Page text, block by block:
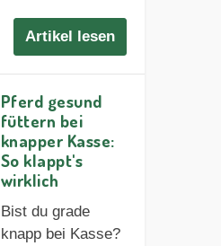
Artikel lesen
Pferd gesund
füttern bei
knapper Kasse:
So klappt's
wirklich
Bist du grade
knapp bei Kasse?